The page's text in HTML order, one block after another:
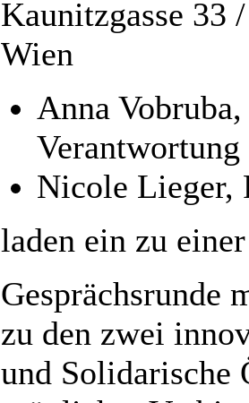
Kaunitzgasse 33
Wien
Anna
Verantwortung
Nicole Lieger,
laden ein zu einer
Gesprächsrunde
zu den zwei
und Solidarische